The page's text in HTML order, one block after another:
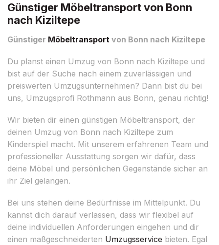
Günstiger Möbeltransport von Bonn
nach Kiziltepe
Günstiger Möbeltransport von Bonn nach Kiziltepe
Du planst einen Umzug von Bonn nach Kiziltepe und
bist auf der Suche nach einem zuverlässigen und
preiswerten Umzugsunternehmen? Dann bist du bei
uns, Umzugsprofi Rothmann aus Bonn, genau richtig!
Wir bieten dir einen günstigen Möbeltransport, der
deinen Umzug von Bonn nach Kiziltepe zum
Kinderspiel macht. Mit unserem erfahrenen Team und
professioneller Ausstattung sorgen wir dafür, dass
deine Möbel und persönlichen Gegenstände sicher an
ihr Ziel gelangen.
Bei uns stehen deine Bedürfnisse im Mittelpunkt. Du
kannst dich darauf verlassen, dass wir flexibel auf
deine individuellen Anforderungen eingehen und dir
einen maßgeschneiderten Umzugsservice bieten. Egal